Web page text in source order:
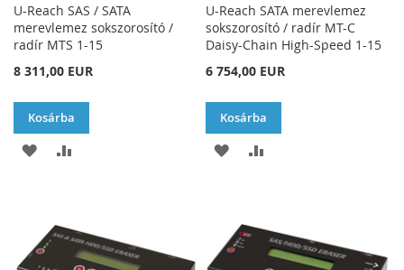
U-Reach SAS / SATA
merevlemez sokszorosító /
radír MTS 1-15
8 311,00 EUR
Kosárba
HOZZÁADÁSÖSSZEHASONLÍTÁSHOZ
U-Reach SATA merevlemez
sokszorosító / radír MT-C
Daisy-Chain High-Speed 1-15
6 754,00 EUR
Kosárba
HOZZÁADÁS